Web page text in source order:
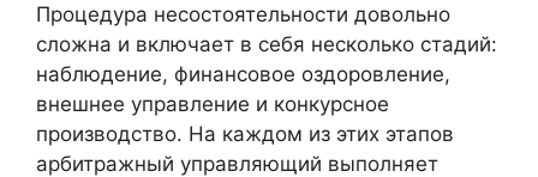
Процедура несостоятельности довольно
сложна и включает в себя несколько стадий:
наблюдение, финансовое оздоровление,
внешнее управление и конкурсное
производство. На каждом из этих этапов
арбитражный управляющий выполняет